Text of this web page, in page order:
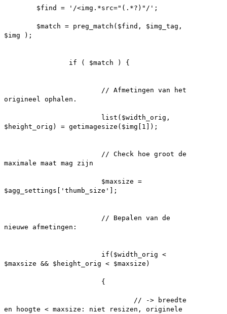
$find = '/<img.*src="(.*?)"/';
$match = preg_match($find, $img_tag,
$img );
if ( $match ) {
// Afmetingen van het
origineel ophalen.
list($width_orig,
$height_orig) = getimagesize($img[1]);
// Check hoe groot de
maximale maat mag zijn
$maxsize =
$agg_settings['thumb_size'];
// Bepalen van de
nieuwe afmetingen:
if($width_orig <
$maxsize && $height_orig < $maxsize)
{
// -> breedte
en hoogte < maxsize: niet resizen, originele